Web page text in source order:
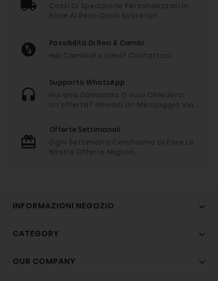
Costi Di Spedizione Personalizzati In
Base Ai Reali Costi Sostenuti
Possibilità Di Resi & Cambi
Hai Cambiato Idea? Contattaci
Supporto WhatsApp
Hai Una Domanda O Vuoi Chiederci
Un'offerta? Imviaci Un Messaggio Via
Offerte Settimanali
Ogni Settimana Cerchiamo Di Fare Le
Nostre Offerte Migliori.
INFORMAZIONI NEGOZIO 
CATEGORY 
OUR COMPANY 